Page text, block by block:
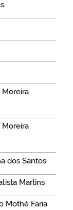
dos Santos
Martins
Mothé Faria